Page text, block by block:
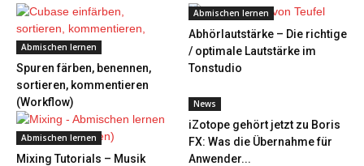
Abmischen lernen
Spuren färben, benennen,
sortieren, kommentieren
(Workflow)
Abmischen lernen
Abhörlautstärke – Die richtige
/ optimale Lautstärke im
Tonstudio
Abmischen lernen
Mixing Tutorials – Musik
News
iZotope gehört jetzt zu Boris
FX: Was die Übernahme für
Anwender...